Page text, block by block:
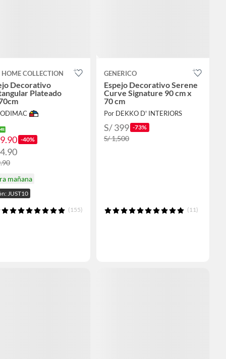
HOME COLLECTION
Decorativo
Plateado
-40%
mañana
JUST10
(155)
GENERICO
Espejo Decorativo Serene
Curve Signature 90 cm x
70 cm
Por DEKKO D' INTERIORS
S/ 399 -73%
S/ 1,500
(11)